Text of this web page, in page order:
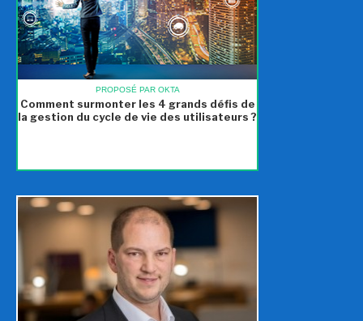
PROPOSÉ PAR OKTA
Comment surmonter les 4 grands défis de
la gestion du cycle de vie des utilisateurs ?